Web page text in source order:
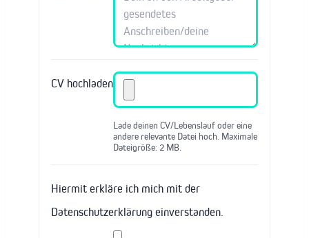
CV hochladen
Lade deinen CV/Lebenslauf oder eine
andere relevante Datei hoch. Maximale
Dateigröße: 2 MB.
Hiermit erkläre ich mich mit der
Datenschutzerklärung einverstanden.